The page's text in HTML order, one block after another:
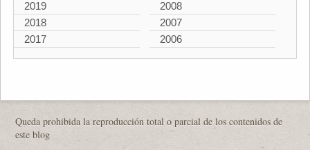
2019
2018
2017
2008
2007
2006
Queda prohibida la reproducción total o parcial de los contenidos de
este blog